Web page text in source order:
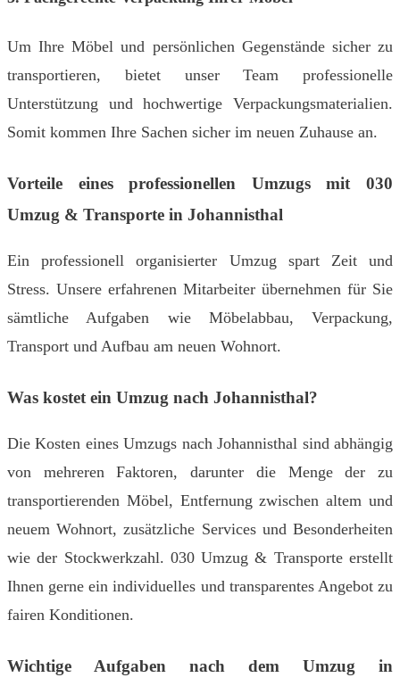
Um Ihre Möbel und persönlichen Gegenstände sicher zu
transportieren, bietet unser Team professionelle
Unterstützung und hochwertige Verpackungsmaterialien.
Somit kommen Ihre Sachen sicher im neuen Zuhause an.
Vorteile eines professionellen Umzugs mit 030
Umzug & Transporte in Johannisthal
Ein professionell organisierter Umzug spart Zeit und
Stress. Unsere erfahrenen Mitarbeiter übernehmen für Sie
sämtliche Aufgaben wie Möbelabbau, Verpackung,
Transport und Aufbau am neuen Wohnort.
Was kostet ein Umzug nach Johannisthal?
Die Kosten eines Umzugs nach Johannisthal sind abhängig
von mehreren Faktoren, darunter die Menge der zu
transportierenden Möbel, Entfernung zwischen altem und
neuem Wohnort, zusätzliche Services und Besonderheiten
wie der Stockwerkzahl. 030 Umzug & Transporte erstellt
Ihnen gerne ein individuelles und transparentes Angebot zu
fairen Konditionen.
Wichtige Aufgaben nach dem Umzug in